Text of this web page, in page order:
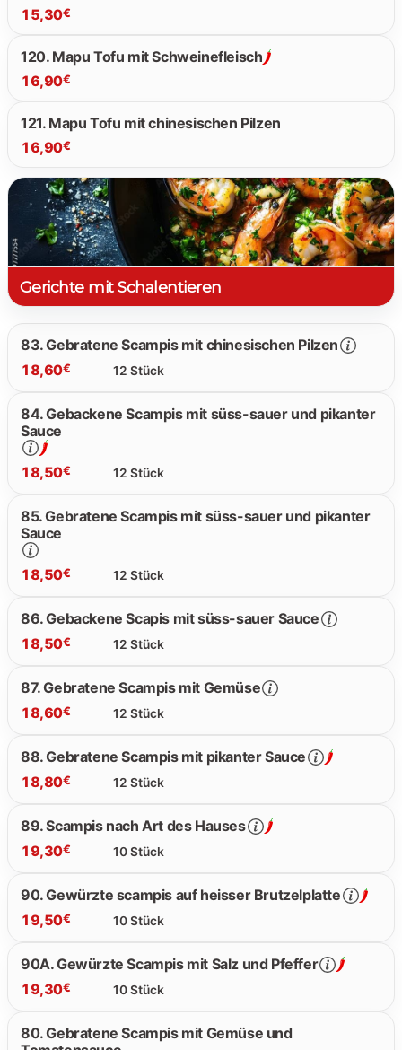
15,30€
120. Mapu Tofu mit Schweinefleisch
16,90€
121. Mapu Tofu mit chinesischen Pilzen
16,90€
16.90 €
Gerichte mit Schalentieren
83. Gebratene Scampis mit chinesischen Pilzen
12 Stück
18,60€
84. Gebackene Scampis mit süss-sauer und pikanter
Sauce
12 Stück
18,50€
85. Gebratene Scampis mit süss-sauer und pikanter
Sauce
12 Stück
18,50€
86. Gebackene Scapis mit süss-sauer Sauce
12 Stück
18,50€
87. Gebratene Scampis mit Gemüse
12 Stück
18,60€
88. Gebratene Scampis mit pikanter Sauce
12 Stück
18,80€
89. Scampis nach Art des Hauses
10 Stück
19,30€
90. Gewürzte scampis auf heisser Brutzelplatte
10 Stück
19,50€
90A. Gewürzte Scampis mit Salz und Pfeffer
10 Stück
19,30€
80. Gebratene Scampis mit Gemüse und